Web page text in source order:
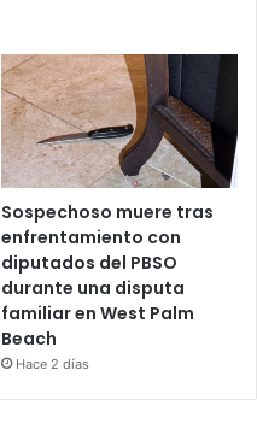
Sospechoso muere tras
enfrentamiento con
diputados del PBSO
durante una disputa
familiar en West Palm
Beach
Hace 2 días